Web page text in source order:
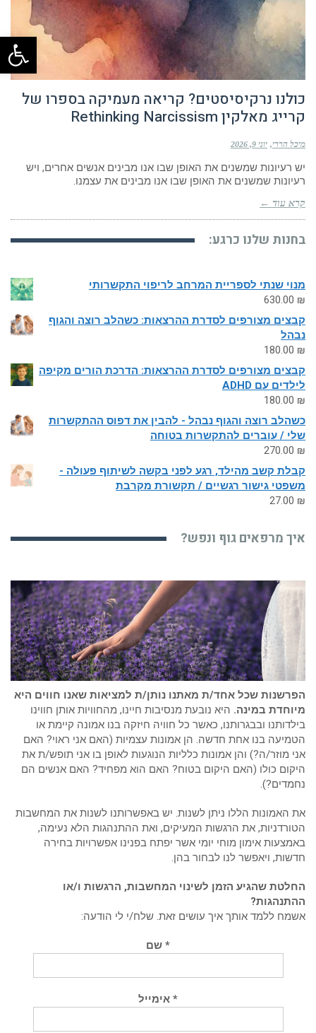
כולנו נרקיסיסטים? קריאה מעמיקה בספרו של
קרייג מאלקין Rethinking Narcissism
מיכל הררי יוני 9, 2026
יש רעיונות שמשנים את האופן שבו אנו מבינים אנשים אחרים, ויש
רעיונות שמשנים את האופן שבו אנו מבינים את עצמנו.
קרא עוד ←
בחנות שלנו כרגע:
מנוי שנתי לספריית המרחב לריפוי התקשרותי
630.00 ₪
קבצים מצורפים לסדרת ההרצאות: כשהלב רוצה והגוף
נבהל
180.00 ₪
קבצים מצורפים לסדרת ההרצאות: הדרכת הורים מקיפה
לילדים עם ADHD
180.00 ₪
כשהלב רוצה והגוף נבהל - להבין את דפוס ההתקשרות
שלי / עוברים להתקשרות בטוחה
270.00 ₪
קבלת קשב מהילד, רגע לפני בקשה לשיתוף פעולה -
משפטי גישור רגשיים / תקשורת מקרבת
27.00 ₪
איך מרפאים גוף ונפש?
הפרשנות שכל אחד/ת מאתנו נותן/ת למציאות שאנו חווים היא
מיוחדת במינה. היא נובעת מנסיבות חיינו, מהחוויות אותן חווינו
בילדותנו ובבגרותנו, כאשר כל חוויה חיזקה בנו אמונה קיימת או
הטמיעה בנו אחת חדשה. הן אמונות עצמיות (האם אני ראוי? האם
אני מוזר/ה?) והן אמונות כלליות הנוגעות לאופן בו אני תופש/ת את
היקום כולו (האם היקום בטוח? האם הוא מפחיד? האם אנשים הם
נחמדים?).
את האמונות הללו ניתן לשנות. יש באפשרותנו לשנות את המחשבות
הטורדניות, את הרגשות המעיקים, ואת ההתנהגות הלא נעימה,
באמצעות אימון מוחי יומי אשר יפתח בפנינו אפשרויות בחירה
חדשות, ויאפשר לנו לבחור בהן.
החלטת שהגיע הזמן לשינוי המחשבות, הרגשות ו/או
ההתנהגות?
אשמח ללמד אותך איך עושים זאת. שלח/י לי הודעה:
* שם
* אימייל